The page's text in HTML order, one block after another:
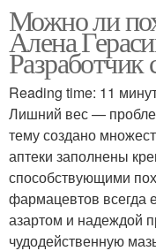
Можно ли
Алена
Разработчик
Reading time: 11
Лишний вес —
тему создано
аптеки заполнены
способствующими
фармацевтов всегда
азартом и надеждой
чудодейственную